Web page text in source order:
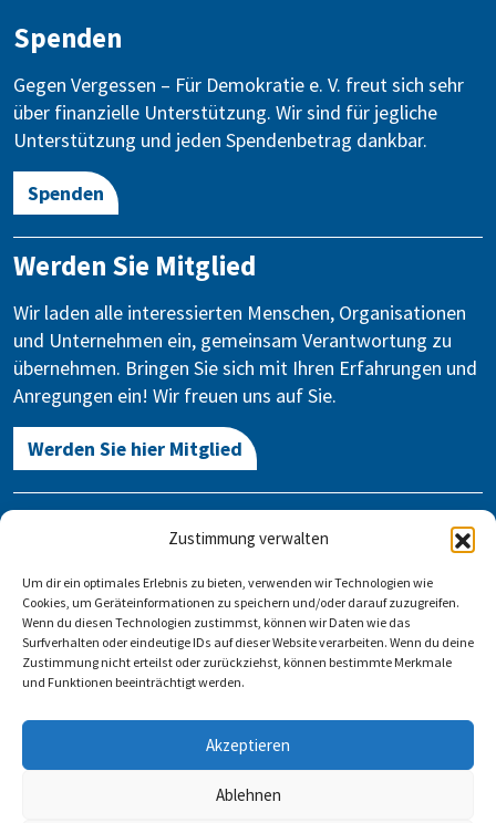
Zustimmung verwalten
Um dir ein optimales Erlebnis zu bieten, verwenden wir Technologien wie
Cookies, um Geräteinformationen zu speichern und/oder darauf zuzugreifen.
Wenn du diesen Technologien zustimmst, können wir Daten wie das
Surfverhalten oder eindeutige IDs auf dieser Website verarbeiten. Wenn du deine
Zustimmung nicht erteilst oder zurückziehst, können bestimmte Merkmale
und Funktionen beeinträchtigt werden.
Akzeptieren
Ablehnen
Spenden
Gegen Vergessen – Für Demokratie e. V. freut sich sehr
über finanzielle Unterstützung. Wir sind für jegliche
Unterstützung und jeden Spendenbetrag dankbar.
Spenden
Werden Sie Mitglied
Wir laden alle interessierten Menschen, Organisationen
und Unternehmen ein, gemeinsam Verantwortung zu
übernehmen. Bringen Sie sich mit Ihren Erfahrungen und
Anregungen ein! Wir freuen uns auf Sie.
Werden Sie hier Mitglied
Kontakt
Stauffenbergstraße 13-14
10785 Berlin
info@gegen-vergessen.de
Kontakt